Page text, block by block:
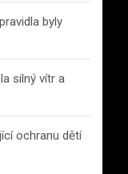
byly
silný vítr a
ochranu dětí